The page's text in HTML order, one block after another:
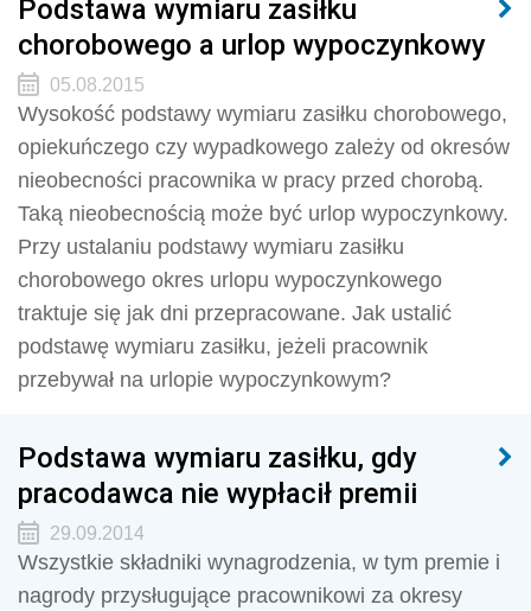
Podstawa wymiaru zasiłku
chorobowego a urlop wypoczynkowy
05.08.2015
Wysokość podstawy wymiaru zasiłku chorobowego,
opiekuńczego czy wypadkowego zależy od okresów
nieobecności pracownika w pracy przed chorobą.
Taką nieobecnością może być urlop wypoczynkowy.
Przy ustalaniu podstawy wymiaru zasiłku
chorobowego okres urlopu wypoczynkowego
traktuje się jak dni przepracowane. Jak ustalić
podstawę wymiaru zasiłku, jeżeli pracownik
przebywał na urlopie wypoczynkowym?
Podstawa wymiaru zasiłku, gdy
pracodawca nie wypłacił premii
29.09.2014
Wszystkie składniki wynagrodzenia, w tym premie i
nagrody przysługujące pracownikowi za okresy